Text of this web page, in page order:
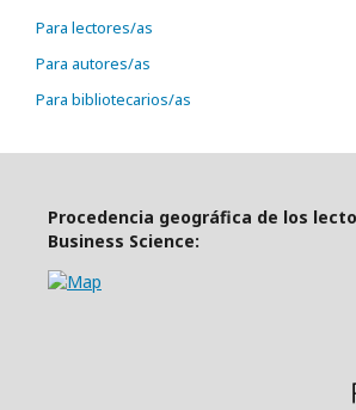
Para lectores/as
Para autores/as
Para bibliotecarios/as
Procedencia geográfica de los
Business Science: